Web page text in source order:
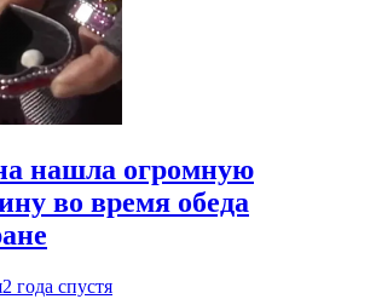
нашла огромную
во время обеда
2 года спустя